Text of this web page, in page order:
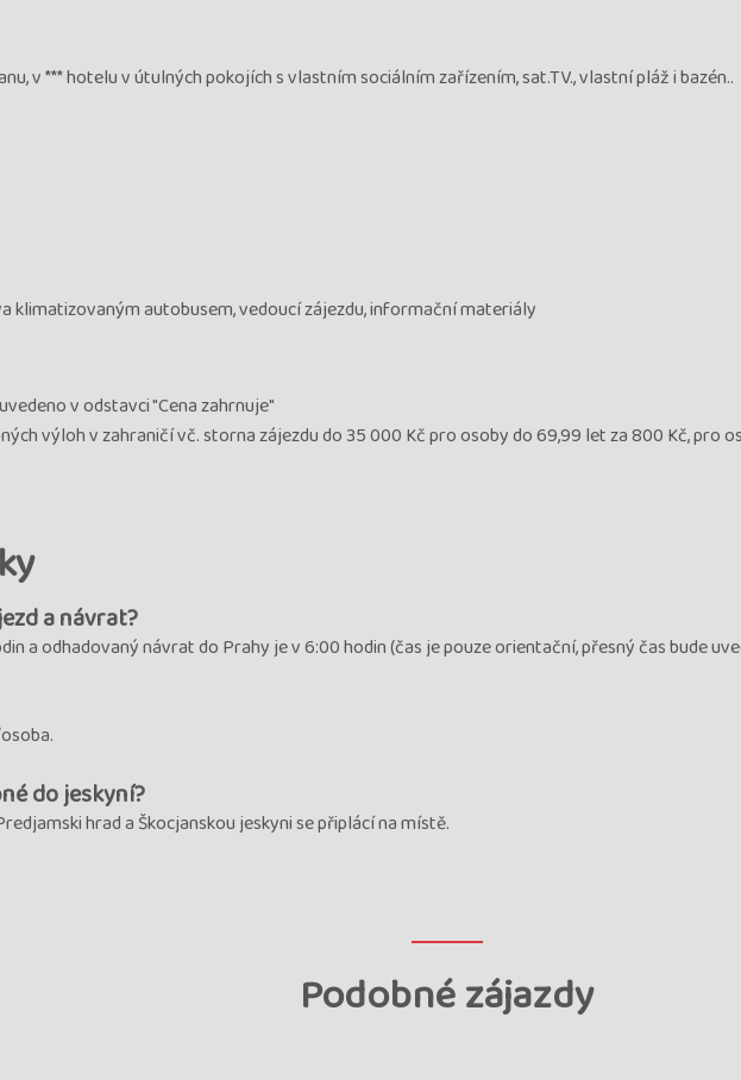
v *** hotelu v útulných pokojích s vlastním sociálním zařízením, sat.TV., vlastní pláž i bazén..
klimatizovaným autobusem, vedoucí zájezdu, informační materiály
v odstavci "Cena zahrnuje"
výloh v zahraničí vč. storna zájezdu do 35 000 Kč pro osoby do 69,99 let za 800 Kč, pro
a návrat?
a odhadovaný návrat do Prahy je v 6:00 hodin (čas je pouze orientační, přesný čas bude
do jeskyní?
hrad a Škocjanskou jeskyni se připlácí na místě.
Podobné zájazdy